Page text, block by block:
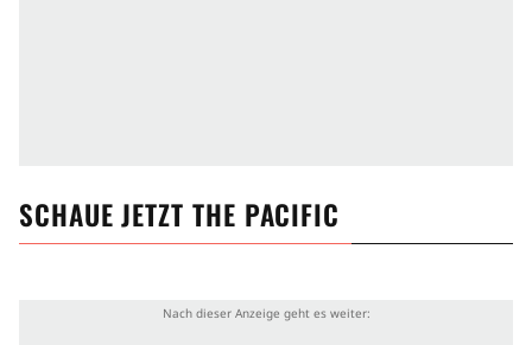
SCHAUE JETZT THE PACIFIC